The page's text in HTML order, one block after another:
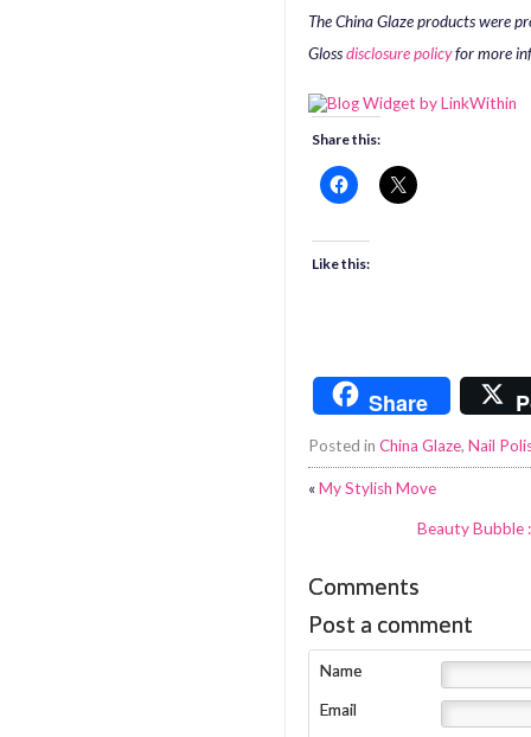
The China Glaze products were
Glossdisclosure policyfor more
Share this:
Like this:
Share
Posted in China Glaze, Nail
«My Stylish Move
Beauty Bubble
Comments
Post a comment
Name
Email